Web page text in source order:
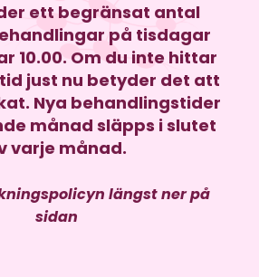
ett begränsat antal
på tisdagar
10.00. Om du inte hittar
just nu betyder det att
Nya behandlingstider
månad släpps i slutet
varje månad.
längst ner på
sidan